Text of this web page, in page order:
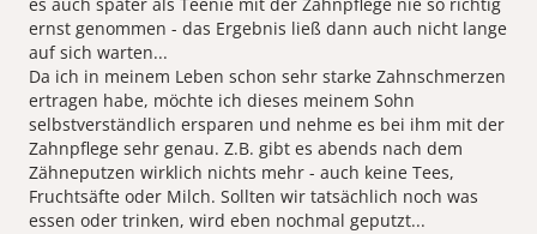
ernst genommen - das Ergebnis ließ dann auch nicht lange
auf sich warten...
Da ich in meinem Leben schon sehr starke Zahnschmerzen
ertragen habe, möchte ich dieses meinem Sohn
selbstverständlich ersparen und nehme es bei ihm mit der
Zahnpflege sehr genau. Z.B. gibt es abends nach dem
Zähneputzen wirklich nichts mehr - auch keine Tees,
Fruchtsäfte oder Milch. Sollten wir tatsächlich noch was
essen oder trinken, wird eben nochmal geputzt...